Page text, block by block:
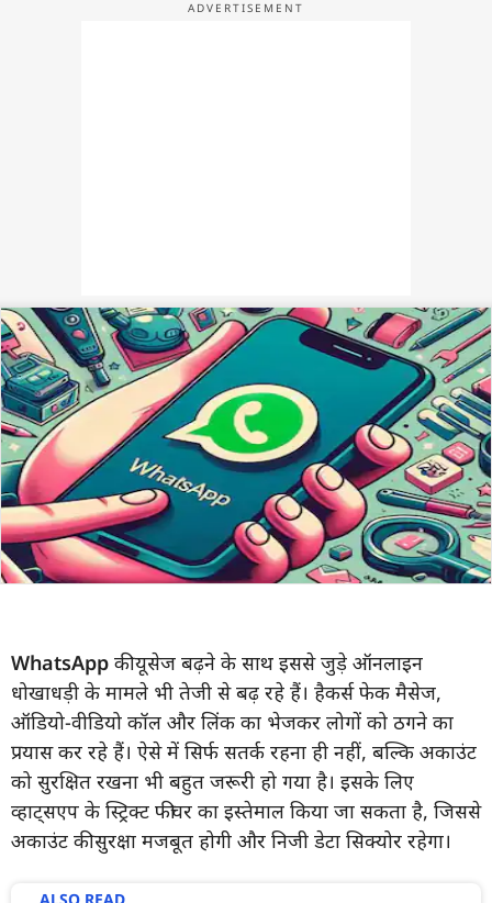
WhatsApp की यूसेज बढ़ने के साथ इससे जुड़े ऑनलाइन
धोखाधड़ी के मामले भी तेजी से बढ़ रहे हैं। हैकर्स फेक मैसेज,
ऑडियो-वीडियो कॉल और लिंक का भेजकर लोगों को ठगने का
प्रयास कर रहे हैं। ऐसे में सिर्फ सतर्क रहना ही नहीं, बल्कि अकाउंट
को सुरक्षित रखना भी बहुत जरूरी हो गया है। इसके लिए
व्हाट्सएप के स्ट्रिक्ट फीचर का इस्तेमाल किया जा सकता है, जिससे
अकाउंट की सुरक्षा मजबूत होगी और निजी डेटा सिक्योर रहेगा।